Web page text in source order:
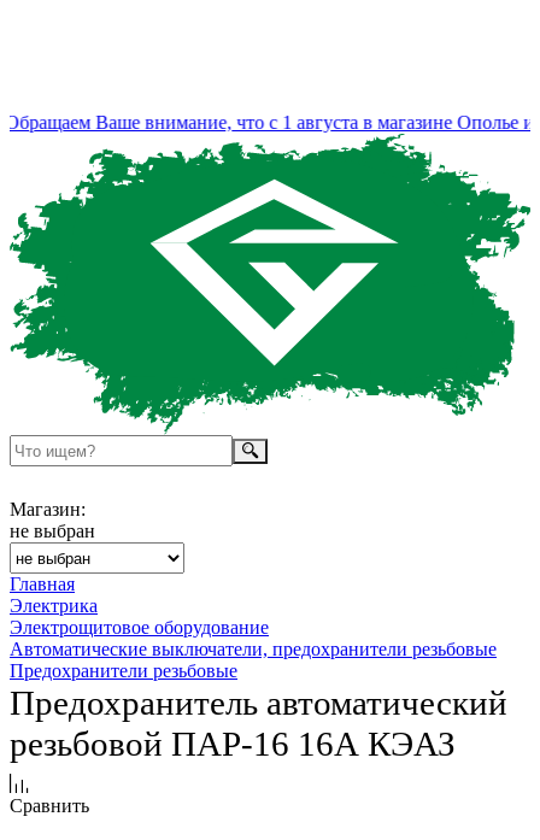
Ваше внимание, что с 1 августа в магазине Ополье
Магазин:
не выбран
Главная
Электрика
Электрощитовое оборудование
Автоматические выключатели, предохранители резьбовые
Предохранители резьбовые
Предохранитель автоматический
резьбовой ПАР-16 16А КЭАЗ
Сравнить